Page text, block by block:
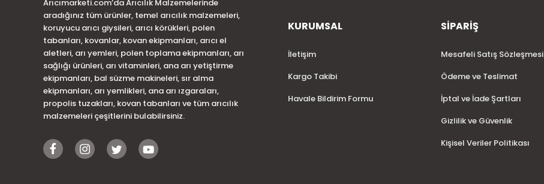
Arıcımarketi.com’da Arıcılık Malzemelerinde
aradığınız tüm ürünler, temel arıcılık malzemeleri,
koruyucu arıcı giysileri, arıcı körükleri, polen
tabanları, kovanlar, kovan ekipmanları, arıcı el
aletleri, arı yemleri, polen toplama ekipmanları, arı
sağlığı ürünleri, arı vitaminleri, ana arı yetiştirme
ekipmanları, bal süzme makineleri, sır alma
ekipmanları, arı yemlikleri, ana arı ızgaraları,
propolis tuzakları, kovan tabanları ve tüm arıcılık
malzemeleri çeşitlerini bulabilirsiniz.
KURUMSAL
İletişim
Kargo Takibi
Havale Bildirim Formu
SİPARİŞ
Mesafeli Satış Sözleşmesi
Ödeme ve Teslimat
İptal ve İade Şartları
Gizlilik ve Güvenlik
Kişisel Veriler Politikası